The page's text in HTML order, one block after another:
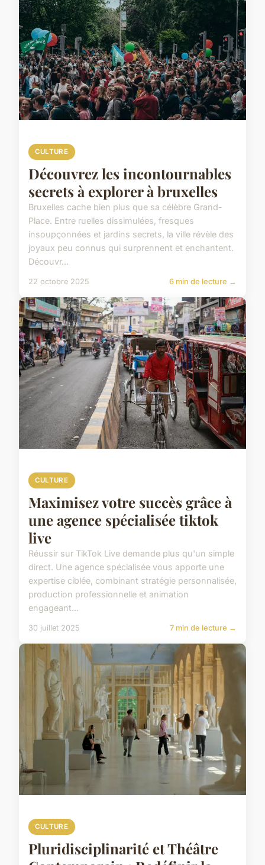
CULTURE
Découvrez les incontournables
secrets à explorer à bruxelles
Bruxelles cache bien plus que sa célèbre Grand-
Place. Entre ruelles dissimulées, fresques
insoupçonnées et jardins secrets, la ville révèle des
joyaux peu connus qui surprennent et enchantent.
Découvr...
22 octobre 2025 6 min de lecture →
CULTURE
Maximisez votre succès grâce à
une agence spécialisée tiktok
live
Réussir sur TikTok Live demande plus qu'un simple
direct. Une agence spécialisée vous apporte une
expertise ciblée, combinant stratégie personnalisée,
production professionnelle et animation
engageant...
30 juillet 2025 7 min de lecture →
CULTURE
Pluridisciplinarité et Théâtre